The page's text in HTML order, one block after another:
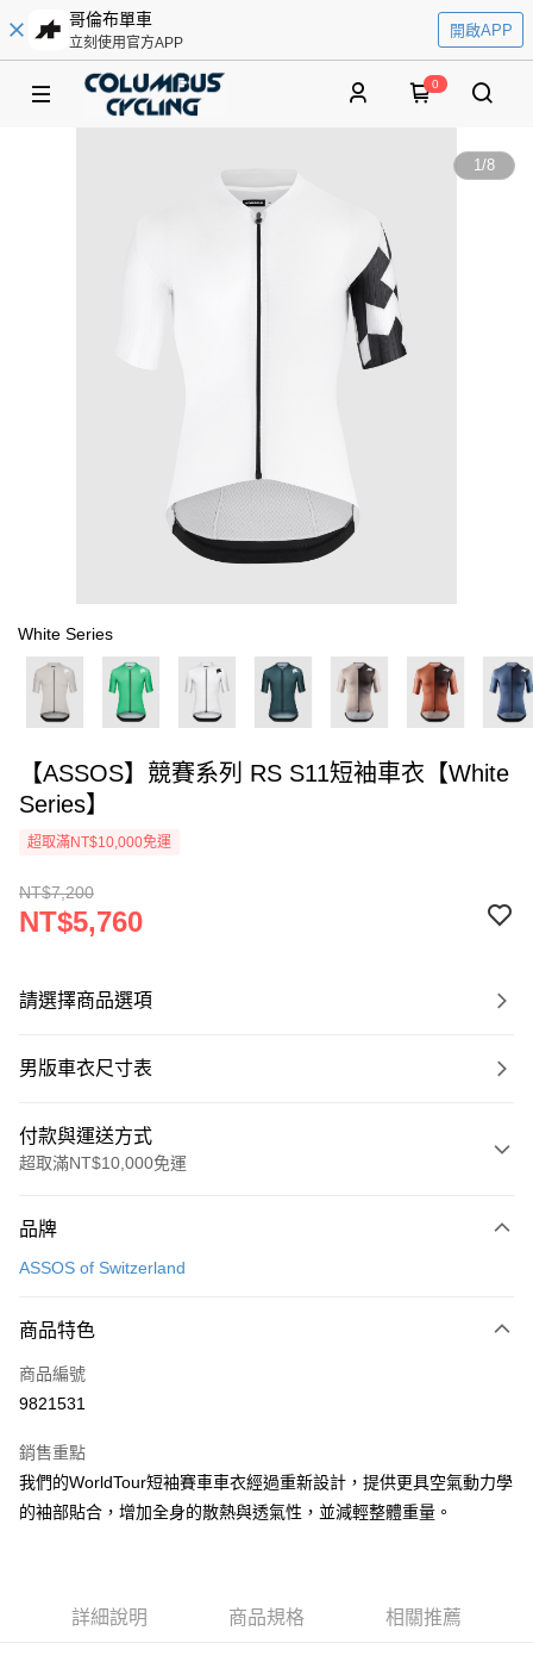
哥倫布單車
立刻使用官方APP
開啟APP
0
1/8
White Series
【ASSOS】競賽系列 RS S11短袖車衣【White
Series】
超取滿NT$10,000免運
NT$7,200
NT$5,760
請選擇商品選項
男版車衣尺寸表
付款與運送方式
超取滿NT$10,000免運
信用卡一次付款
Apple Pay
ATM付款
全家取貨付款
每筆NT$90
7-11取貨付款
品牌
ASSOS of Switzerland
商品特色
商品編號
9821531
銷售重點
我們的WorldTour短袖賽車車衣經過重新設計，提供更具空氣動力學
的袖部貼合，增加全身的散熱與透氣性，並減輕整體重量。
詳細說明 商品規格 相關推薦